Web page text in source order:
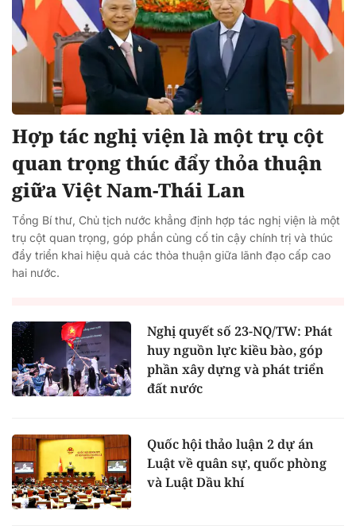
Hợp tác nghị viện là một trụ cột
quan trọng thúc đẩy thỏa thuận
giữa Việt Nam-Thái Lan
Tổng Bí thư, Chủ tịch nước khẳng định hợp tác nghị viện là một
trụ cột quan trọng, góp phần củng cố tin cậy chính trị và thúc
đẩy triển khai hiệu quả các thỏa thuận giữa lãnh đạo cấp cao
hai nước.
Nghị quyết số 23-NQ/TW: Phát
huy nguồn lực kiều bào, góp
phần xây dựng và phát triển
đất nước
Quốc hội thảo luận 2 dự án
Luật về quân sự, quốc phòng
và Luật Dầu khí